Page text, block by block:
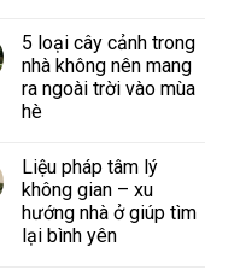
5 loại cây cảnh trong
nhà không nên mang
ra ngoài trời vào mùa
hè
Liệu pháp tâm lý
không gian – xu
hướng nhà ở giúp tìm
lại bình yên